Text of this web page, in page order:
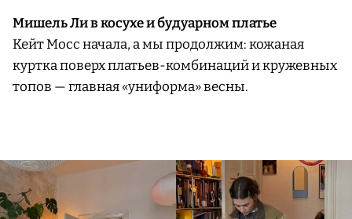
Мишель Ли в косухе и будуарном платье
Кейт Мосс начала, а мы продолжим: кожаная
куртка поверх платьев-комбинаций и кружевных
топов — главная «униформа» весны.